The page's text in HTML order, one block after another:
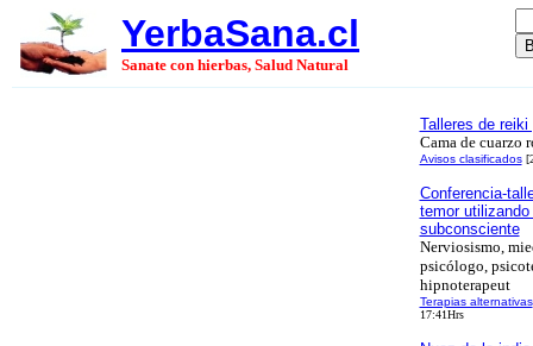
YerbaSana.cl
Sanate con hierbas, Salud Natural
Talleres de
Cama de cuarzo
Avisos clasificados
Conferencia-
temor
subconsciente
Nerviosismo,
psicólogo,
hipnoterapeut
Terapias alternativas
17:41Hrs